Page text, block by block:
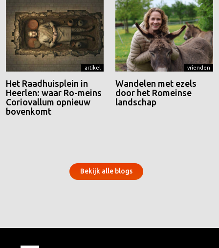
artikel
Het Raadhuisplein in
Heerlen: waar Ro-meins
Coriovallum opnieuw
bovenkomt
vrienden
Wandelen met ezels
door het Romeinse
landschap
Bekijk alle blogs